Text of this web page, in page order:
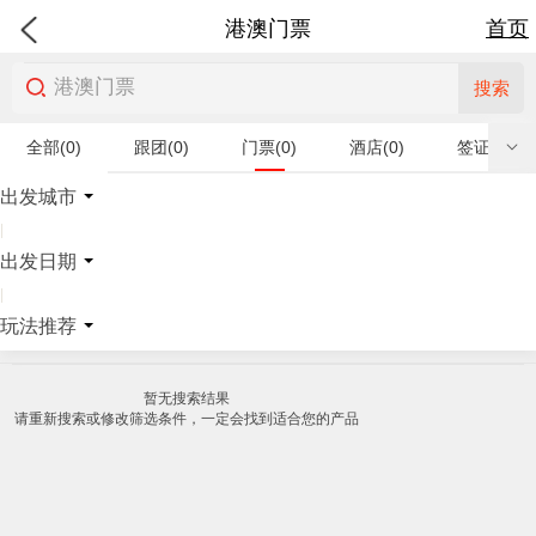
港澳门票 首页
搜索
全部(0) 跟团(0) 门票(0) 酒店(0) 签证(0)
特产商品(0)
出发城市
|
出发日期
|
玩法推荐
暂无搜索结果
请重新搜索或修改筛选条件，一定会找到适合您的产品